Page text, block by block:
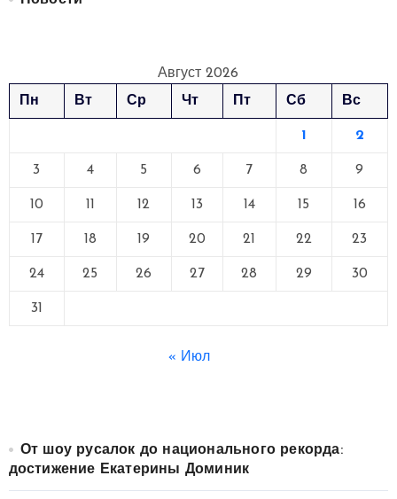
Август 2026
Пн
Вт Ср Чт Пт Сб Вс
1 2
3 4 5 6 7 8 9
10 11 12 13 14 15 16
17 18 19 20 21 22 23
24 25 26 27 28 29 30
31
« Июл
От шоу русалок до национального рекорда:
достижение Екатерины Доминик